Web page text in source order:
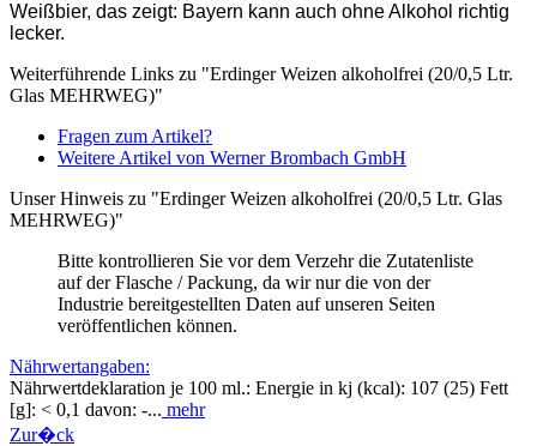
Weißbier, das zeigt: Bayern kann auch ohne Alkohol richtig
lecker.
Weiterführende Links zu "Erdinger Weizen alkoholfrei (20/0,5 Ltr.
Glas MEHRWEG)"
Fragen zum Artikel?
Weitere Artikel von Werner Brombach GmbH
Unser Hinweis zu "Erdinger Weizen alkoholfrei (20/0,5 Ltr. Glas
MEHRWEG)"
Bitte kontrollieren Sie vor dem Verzehr die Zutatenliste
auf der Flasche / Packung, da wir nur die von der
Industrie bereitgestellten Daten auf unseren Seiten
veröffentlichen können.
Nährwertangaben:
Nährwertdeklaration je 100 ml.: Energie in kj (kcal): 107 (25) Fett
[g]: < 0,1 davon: -... mehr
Zur�ck